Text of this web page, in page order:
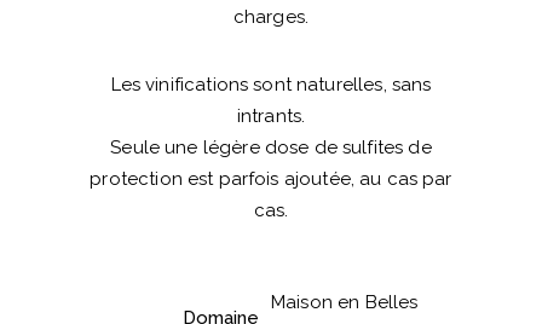
charges.
Les vinifications sont naturelles, sans
intrants.
Seule une légère dose de sulfites de
protection est parfois ajoutée, au cas par
cas.
Domaine
Maison en Belles